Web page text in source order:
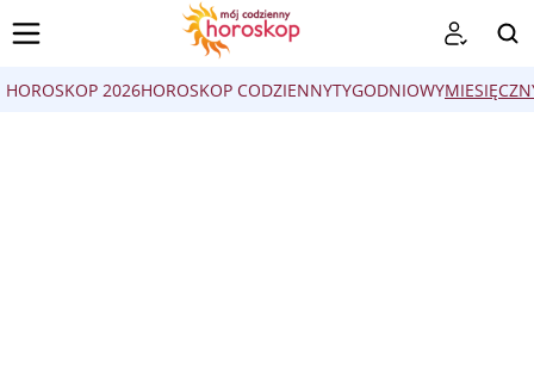
HOROSKOP 2026HOROSKOP CODZIENNYTYGODNIOWY